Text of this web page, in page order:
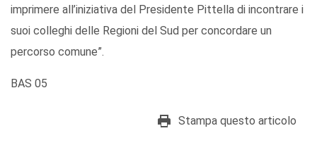
imprimere all’iniziativa del Presidente Pittella di incontrare i
suoi colleghi delle Regioni del Sud per concordare un
percorso comune”.
BAS 05
Stampa questo articolo